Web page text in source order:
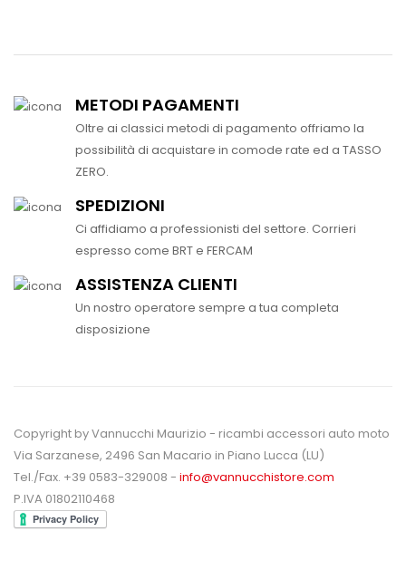
METODI PAGAMENTI
Oltre ai classici metodi di pagamento offriamo la
possibilità di acquistare in comode rate ed a TASSO
ZERO.
SPEDIZIONI
Ci affidiamo a professionisti del settore. Corrieri
espresso come BRT e FERCAM
ASSISTENZA CLIENTI
Un nostro operatore sempre a tua completa
disposizione
Copyright by Vannucchi Maurizio - ricambi accessori auto moto
Via Sarzanese, 2496 San Macario in Piano Lucca (LU)
Tel./Fax. +39 0583-329008 - info@vannucchistore.com
P.IVA 01802110468